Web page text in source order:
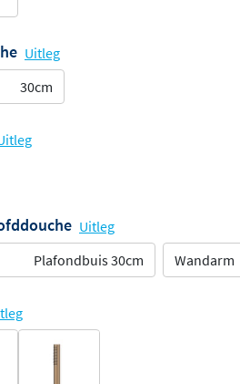
Uitleg
30cm
Uitleg
Plafondbuis 30cm Wandarm